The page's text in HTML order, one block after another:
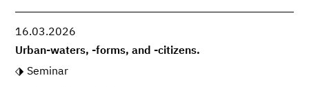
16.03.2026
Urban-waters, -forms, and -citizens.
Seminar